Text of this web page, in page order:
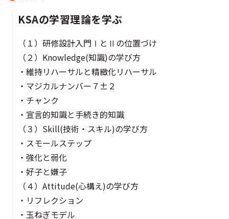
KSAの学習理論を学ぶ
（１）研修設計入門ⅠとⅡの位置づけ
（２）Knowledge(知識)の学び方
・維持リハーサルと精緻化リハーサル
・マジカルナンバー７±２
・チャンク
・宣言的知識と手続き的知識
（３）Skill(技術・スキル)の学び方
・スモールステップ
・強化と弱化
・好子と嫌子
（４）Attitude(心構え)の学び方
・リフレクション
・玉ねぎモデル